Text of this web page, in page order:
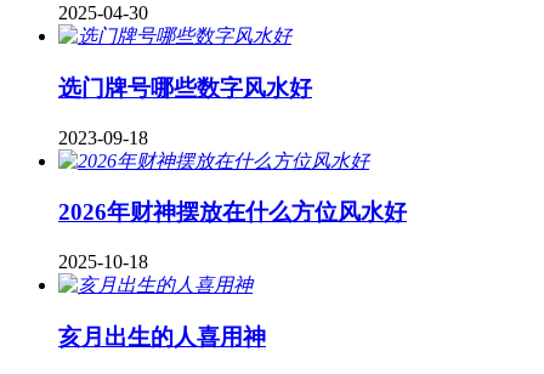
2025-04-30
​选门牌号哪些数字风水好
2023-09-18
2026年财神摆放在什么方位风水好
2025-10-18
亥月出生的人喜用神